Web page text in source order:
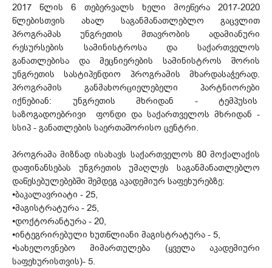
2017 წლის 6 თებერვალს ხელი მოეწერა 2017-2020
წლებისთვის ახალ საგანმანათლებლო გაცვლით
პროგრამას უნგრეთის მთავრობის ადამიანური
რესურსების სამინისტროსა და საქართველოს
განათლებისა და მეცნიერების სამინისტროს შორის
უნგრეთის სასტიპენდიო პროგრამის მხარდასაჭერად.
პროგრამის განმახორციელებელი პარტნიორები
იქნებიან: უნგრეთის მხრიდან - ტემპუსის
საზოგადოებრივი ფონდი და საქართველოს მხრიდან -
სსიპ - განათლების საერთაშორისო ცენტრი.
პროგრამა მიზნად ისახავს საქართველოს 80 მოქალაქის
დაფინანსებას უნგრეთის უმაღლეს საგანმანათლებლო
დაწესებულებებში შემდეგ აკადემიურ საფეხურებზე:
•ბაკალავრიატი - 25,
•მაგისტრატურა - 25,
•დოქტორანტურა - 20,
•ინტეგრირებული ხუთწლიანი მაგისტრატურა - 5,
•სახელოვნებო მიმართულება (ყველა აკადემიური
საფეხურისთვის)- 5.